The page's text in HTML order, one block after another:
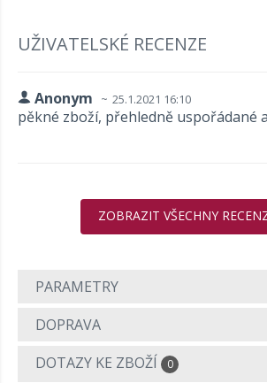
UŽIVATELSKÉ RECENZE
Anonym 25.1.2021 16:10
pěkné zboží, přehledně uspořádané
ZOBRAZIT VŠECHNY
PARAMETRY
DOPRAVA
DOTAZY KE ZBOŽÍ
0